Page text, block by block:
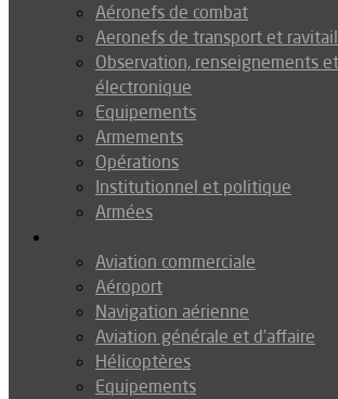
Aéronefs de combat
Aeronefs de transport et
Observation, renseignements
électronique
Equipements
Armements
Opérations
Institutionnel et politique
Armées
Aviation commerciale
Aéroport
Navigation aérienne
Aviation générale et d’affaire
Hélicoptères
Equipements